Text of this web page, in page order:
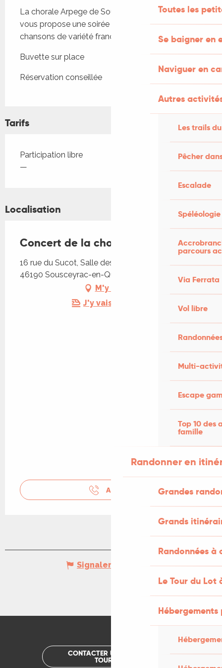
Toutes les
Se baigner en
Naviguer en
Autres
Les trails
Pêcher
Escalade
Spéléologie
parcours
Via Ferrata
Vol libre
Multi-
Escape
Top 10 des
famille
Randonner en
Grandes
Grands
Randonnées
Le Tour du Lot
La chorale Arpege de Sousceyrac en Quercy
vous propose une soirée concert avec des
chansons de variété française
Buvette sur place
Réservation conseillée
Tarifs
Tarifs 2026
Participation libre
—
Localisation
Concert de la chorale Arpège
16 rue du Sucot, Salle des fêtes, 16 rue du Sucot,
46190 Sousceyrac-en-Quercy
M'y rendre
J'y vais en train !
APPELER
Signaler une erreur
CONTACTER UN OFFICE DE
TOURISME